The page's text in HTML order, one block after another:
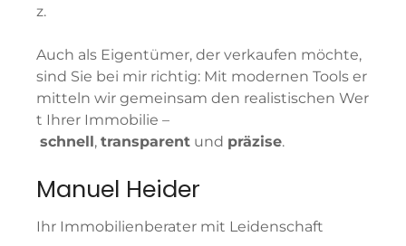
z.
Auch als Eigentümer, der verkaufen möchte,
sind Sie bei mir richtig: Mit modernen Tools er
mitteln wir gemeinsam den realistischen Wer
t Ihrer Immobilie –
schnell , transparent und präzise.
Manuel Heider
Ihr Immobilienberater mit Leidenschaft